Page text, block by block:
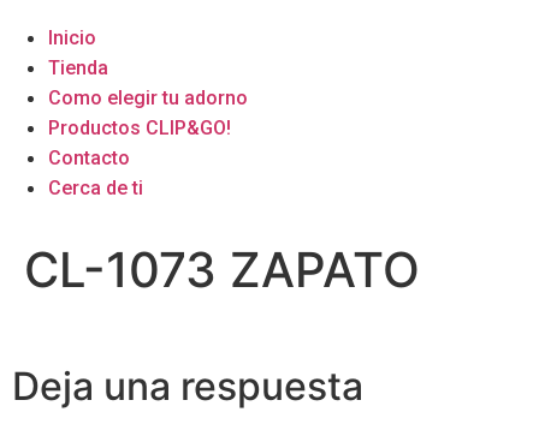
Inicio
Tienda
Como elegir tu adorno
Productos CLIP&GO!
Contacto
Cerca de ti
CL-1073 ZAPATO
Deja una respuesta